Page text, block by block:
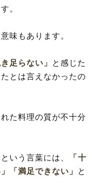
。
味もあります。
き足らない」
と感じた
とは言えなかったの
た料理の質が不十分
という言葉には、
「十
「満足できない」 と